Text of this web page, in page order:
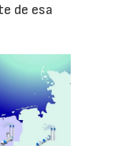
de esa